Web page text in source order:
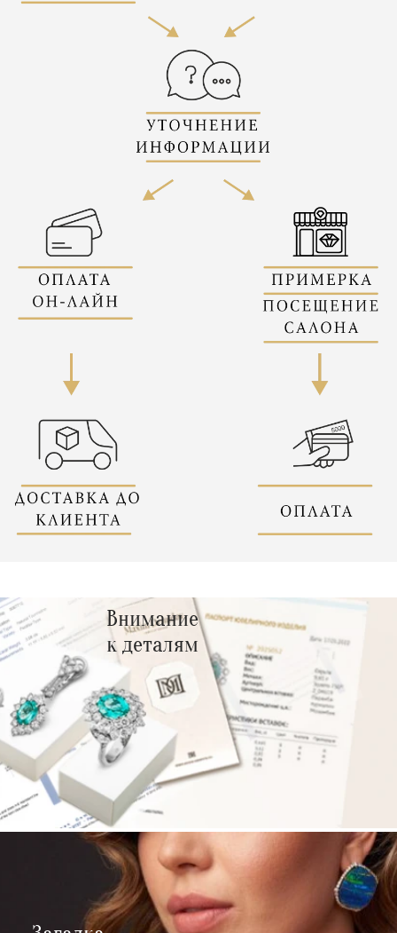
Внимание
к деталям